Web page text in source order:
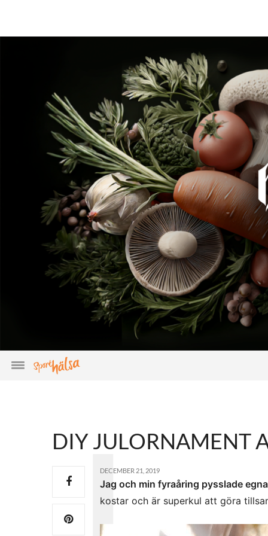
DIY JULORNAMENT
DECEMBER 21, 2019
Jag och min fyraåring pysslade
kostar och är superkul att göra